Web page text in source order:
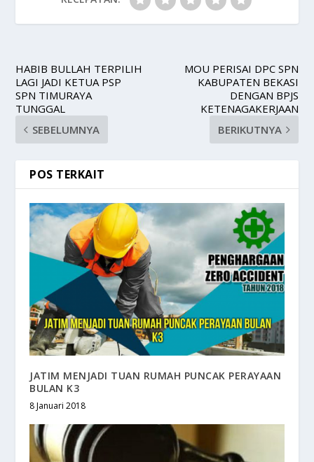
HABIB BULLAH TERPILIH
LAGI JADI KETUA PSP
SPN TIMURAYA
TUNGGAL
SEBELUMNYA
MOU PERISAI DPC SPN
KABUPATEN BEKASI
DENGAN BPJS
KETENAGAKERJAAN
BERIKUTNYA
POS TERKAIT
JATIM MENJADI TUAN RUMAH PUNCAK PERAYAAN
BULAN K3
8 Januari 2018